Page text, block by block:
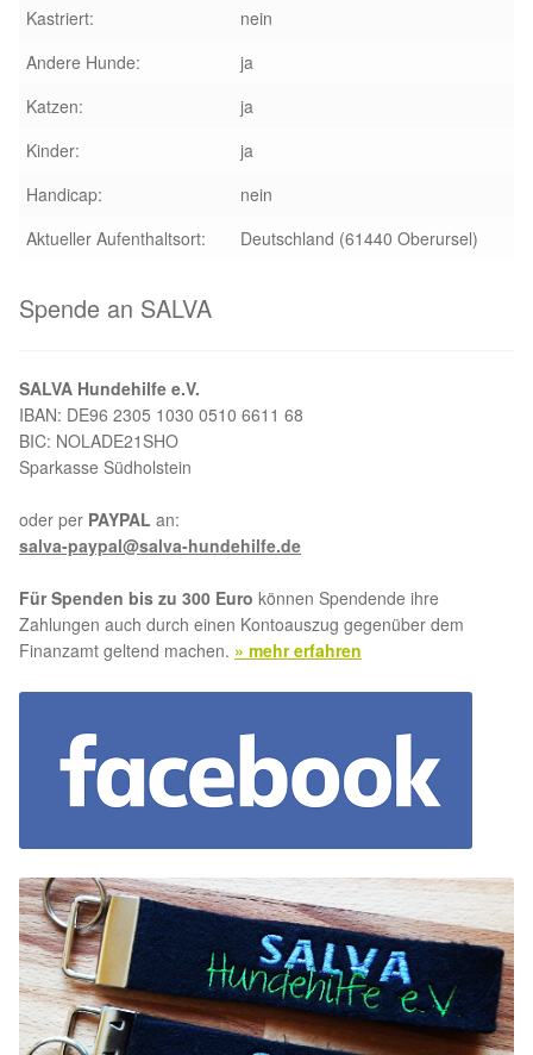
Kastriert:
nein
Andere Hunde:
ja
Katzen:
ja
Kinder:
ja
Handicap:
nein
Aktueller Aufenthaltsort:
Deutschland (61440 Oberursel)
Spende an SALVA
SALVA Hundehilfe e.V.
IBAN: DE96 2305 1030 0510 6611 68
BIC: NOLADE21SHO
Sparkasse Südholstein
oder per PAYPAL an:
salva-paypal@salva-hundehilfe.de
Für Spenden bis zu 300 Euro können Spendende ihre
Zahlungen auch durch einen Kontoauszug gegenüber dem
Finanzamt geltend machen. » mehr erfahren